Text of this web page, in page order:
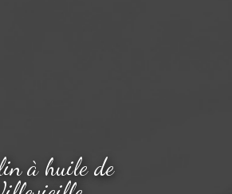
à huile de